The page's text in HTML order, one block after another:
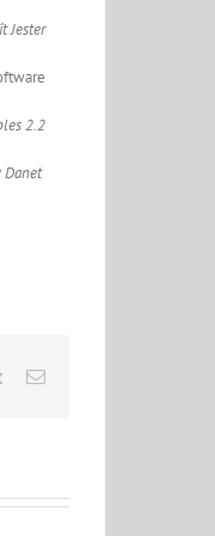
Jester
2.2
Danet
Vk Email